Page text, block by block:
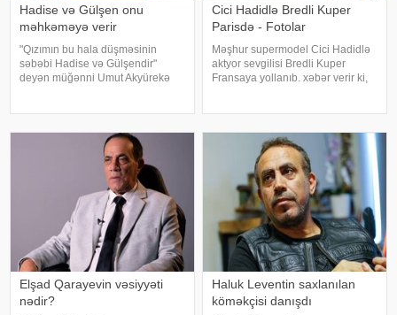
Hadise və Gülşen onu
məhkəməyə verir
"Qızımın bu hala düşməsinin
səbəbi Hadise və Gülşendir"
deyən müğənni Umut Akyürekə
davam etdirən Akyürek "Mən
Cici Hadidlə Bredli Kuper
Parisdə - Fotolar
Məşhur supermodel Cici Hadidlə
aktyor sevgilisi Bredli Kuper
Fransaya yollanıb. xəbər verir ki,
Malikdən ayrıldıqdan sonra Cicini
Elşad Qarayevin vəsiyyəti
nədir?
Haluk Leventin saxlanılan
köməkçisi danışdı